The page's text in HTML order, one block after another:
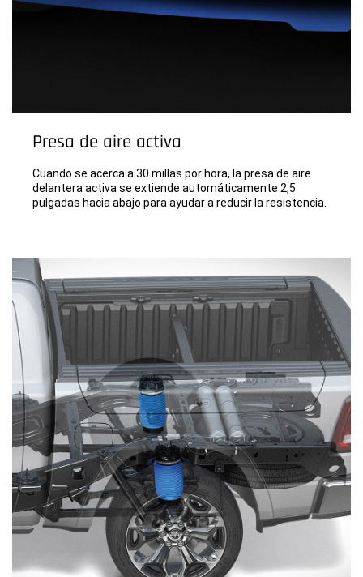
Presa de aire activa
Cuando se acerca a 30 millas por hora, la presa de aire
delantera activa se extiende automáticamente 2,5
pulgadas hacia abajo para ayudar a reducir la resistencia.